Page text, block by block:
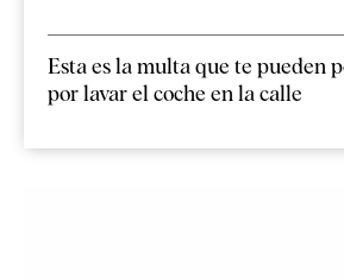
Esta es la multa que te pueden
por lavar el coche en la calle